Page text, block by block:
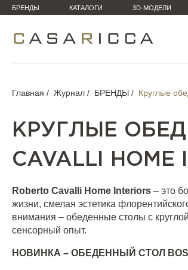
БРЕНДЫ КАТАЛОГИ 3D-МОДЕЛИ
Главная Журнал БРЕНДЫ Круглые
КРУГЛЫЕ
CAVALLI HOME
Roberto Cavalli Home Interiors – это
жизни, смелая эстетика
внимания – обеденные столы с
сенсорный опыт.
НОВИНКА – ОБЕДЕННЫЙ СТОЛ